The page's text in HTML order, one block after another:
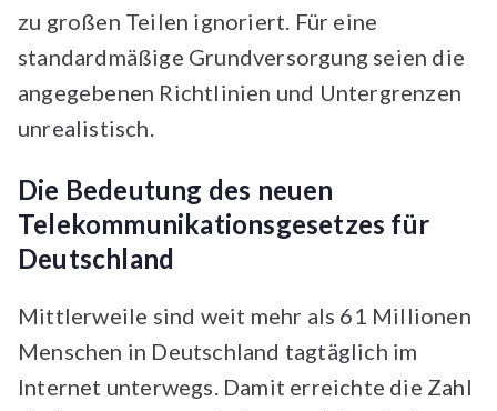
zu großen Teilen ignoriert. Für eine
standardmäßige Grundversorgung seien die
angegebenen Richtlinien und Untergrenzen
unrealistisch.
Die Bedeutung des neuen
Telekommunikationsgesetzes für
Deutschland
Mittlerweile sind weit mehr als 61 Millionen
Menschen in Deutschland tagtäglich im
Internet unterwegs. Damit erreichte die Zahl